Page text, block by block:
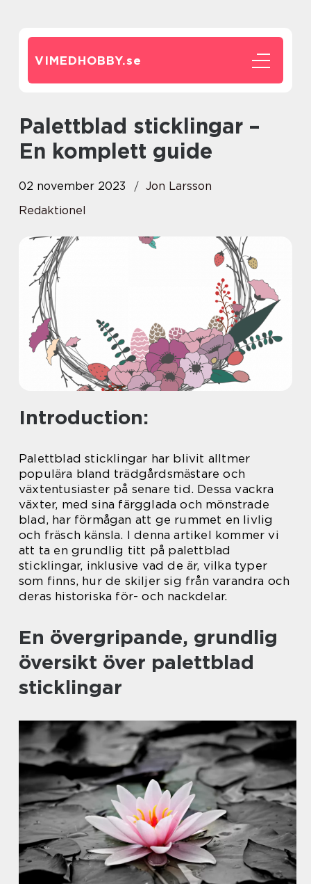
VIMEDHOBBY.se
Palettblad sticklingar –
En komplett guide
02 november 2023
Jon Larsson
Redaktionel
Introduction:
Palettblad sticklingar har blivit alltmer
populära bland trädgårdsmästare och
växtentusiaster på senare tid. Dessa vackra
växter, med sina färgglada och mönstrade
blad, har förmågan att ge rummet en livlig
och fräsch känsla. I denna artikel kommer vi
att ta en grundlig titt på palettblad
sticklingar, inklusive vad de är, vilka typer
som finns, hur de skiljer sig från varandra och
deras historiska för- och nackdelar.
En övergripande, grundlig
översikt över palettblad
sticklingar